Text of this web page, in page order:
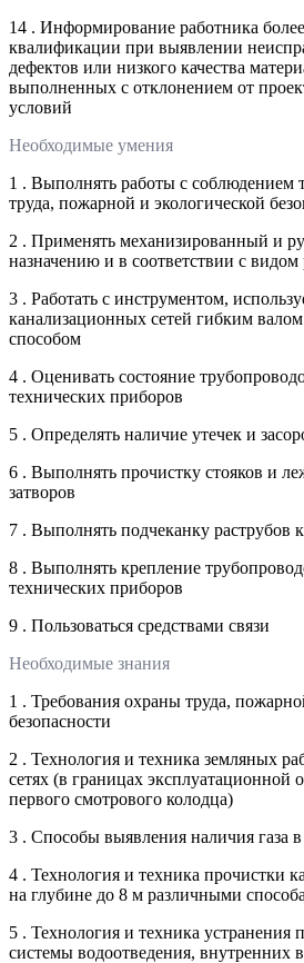
14 . Информирование работника
квалификации при выявлении
дефектов или низкого качества
выполненных с отклонением от
условий
Необходимые умения
1 . Выполнять работы с соблюдением
труда, пожарной и экологической
2 . Применять механизированный и
назначению и в соответствии с видом
3 . Работать с инструментом,
канализационных сетей гибким
способом
4 . Оценивать состояние
технических приборов
5 . Определять наличие утечек и
6 . Выполнять прочистку стояков и
затворов
7 . Выполнять подчеканку раструбов
8 . Выполнять крепление
технических приборов
9 . Пользоваться средствами связи
Необходимые знания
1 . Требования охраны труда,
безопасности
2 . Технология и техника земляных
сетях (в границах эксплуатационной
первого смотрового колодца)
3 . Способы выявления наличия газа
4 . Технология и техника прочистки
на глубине до 8 м различными
5 . Технология и техника устранения
системы водоотведения, внутренних